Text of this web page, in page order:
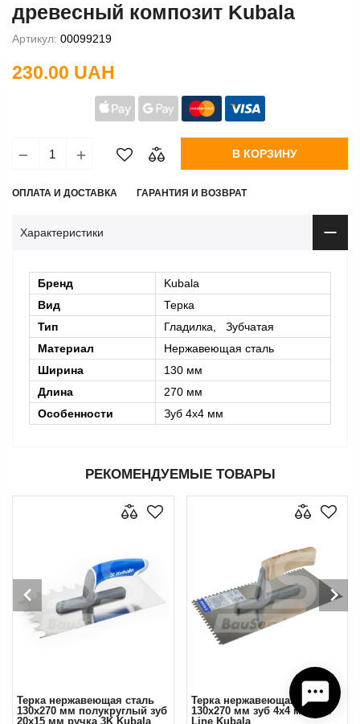
древесный композит Kubala
Артикул: 00099219
230.00 UAH
В КОРЗИНУ
ОПЛАТА И ДОСТАВКА ГАРАНТИЯ И ВОЗВРАТ
Характеристики
Бренд
Kubala
Вид
Терка
Тип
Гладилка, Зубчатая
Материал
Нержавеющая сталь
Ширина
130 мм
Длина
270 мм
Особенности
Зуб 4х4 мм
РЕКОМЕНДУЕМЫЕ ТОВАРЫ
Терка нержавеющая сталь
130х270 мм полукруглый зуб
20x15 мм ручка 3K Kubala
Терка нержавеющая сталь
130х270 мм зуб 4х4 мм Eco
Line Kubala